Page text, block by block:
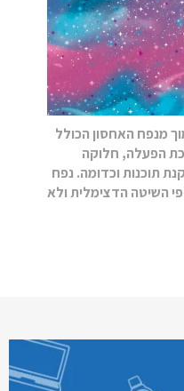
מנפח האחסון הכולל
הפעלה, חלוקה
תוכנות וכדומה. נפח
השיטה הדצימלית ולא